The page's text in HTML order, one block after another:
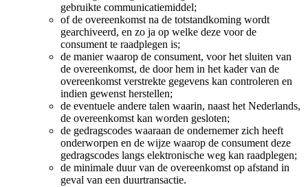
gebruikte communicatiemiddel;
of de overeenkomst na de totstandkoming wordt
gearchiveerd, en zo ja op welke deze voor de
consument te raadplegen is;
de manier waarop de consument, voor het sluiten van
de overeenkomst, de door hem in het kader van de
overeenkomst verstrekte gegevens kan controleren en
indien gewenst herstellen;
de eventuele andere talen waarin, naast het Nederlands,
de overeenkomst kan worden gesloten;
de gedragscodes waaraan de ondernemer zich heeft
onderworpen en de wijze waarop de consument deze
gedragscodes langs elektronische weg kan raadplegen;
de minimale duur van de overeenkomst op afstand in
geval van een duurtransactie.